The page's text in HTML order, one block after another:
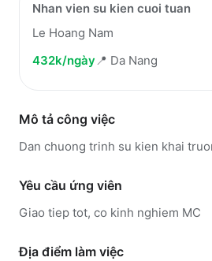
Nhan vien su kien cuoi tuan
Le Hoang Nam
432k/ngày📍 Da Nang
Mô tả công việc
Dan chuong trinh su kien khai
Yêu cầu ứng viên
Giao tiep tot, co kinh nghiem MC
Địa điểm làm việc